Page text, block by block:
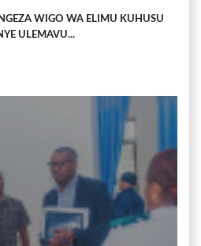
WIGO WA ELIMU KUHUSU
ULEMAVU...